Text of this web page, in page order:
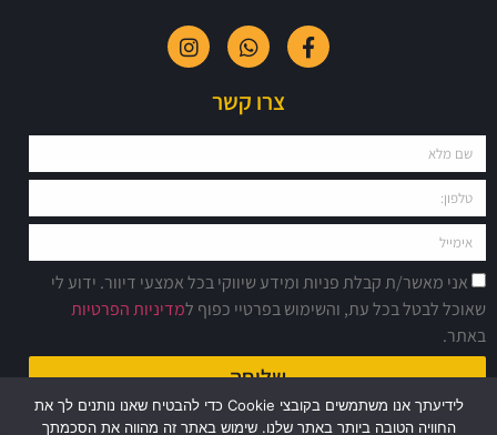
צרו קשר
אני מאשר/ת קבלת פניות ומידע שיווקי בכל אמצעי דיוור. ידוע לי
שאוכל לבטל בכל עת, והשימוש בפרטיי כפוף למדיניות הפרטיות
באתר.
שליחה
לידיעתך אנו משתמשים בקובצי Cookie כדי להבטיח שאנו נותנים לך את
החוויה הטובה ביותר באתר שלנו. שימוש באתר זה מהווה את הסכמתך